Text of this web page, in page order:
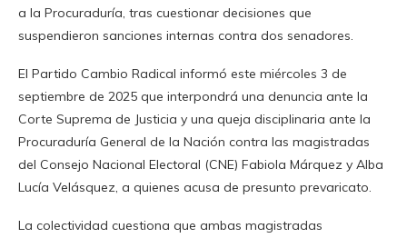
a la Procuraduría, tras cuestionar decisiones que
suspendieron sanciones internas contra dos senadores.
El Partido Cambio Radical informó este miércoles 3 de
septiembre de 2025 que interpondrá una denuncia ante la
Corte Suprema de Justicia y una queja disciplinaria ante la
Procuraduría General de la Nación contra las magistradas
del Consejo Nacional Electoral (CNE) Fabiola Márquez y Alba
Lucía Velásquez, a quienes acusa de presunto prevaricato.
La colectividad cuestiona que ambas magistradas